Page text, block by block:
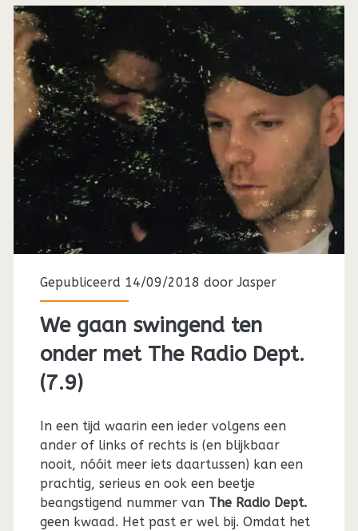
Gepubliceerd 14/09/2018 doorJasper
We gaan swingend ten
onder met The Radio Dept.
(7.9)
In een tijd waarin een ieder volgens een
ander of links of rechts is (en blijkbaar
nooit, nóóit meer iets daartussen) kan een
prachtig, serieus en ook een beetje
beangstigend nummer van The Radio Dept.
geen kwaad. Het past er wel bij. Omdat het